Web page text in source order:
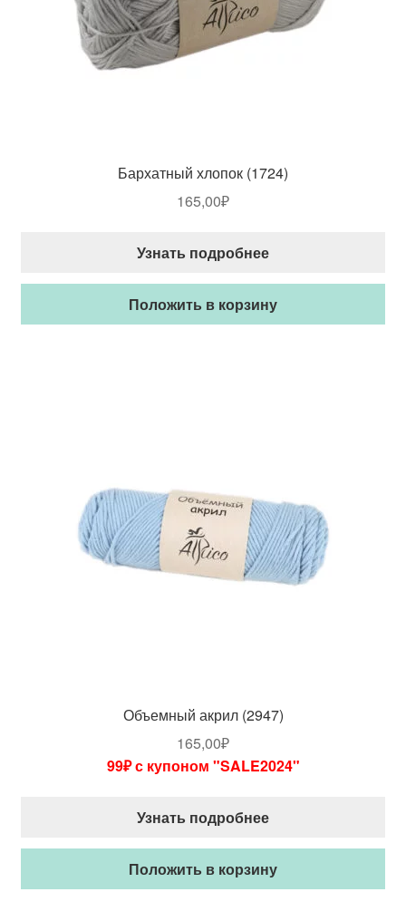
Бархатный хлопок (1724)
165,00₽
Узнать подробнее
Положить в корзину
Объемный акрил (2947)
165,00₽
99₽ с купоном "SALE2024"
Узнать подробнее
Положить в корзину